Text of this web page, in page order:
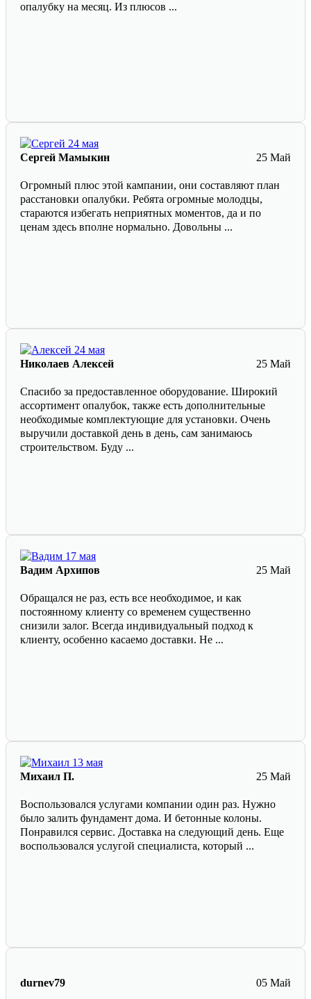
опалубку на месяц. Из плюсов ...
25 Май
Сергей Мамыкин
Огромный плюс этой кампании, они составляют план
расстановки опалубки. Ребята огромные молодцы,
стараются избегать неприятных моментов, да и по
ценам здесь вполне нормально. Довольны ...
25 Май
Николаев Алексей
Спасибо за предоставленное оборудование. Широкий
ассортимент опалубок, также есть дополнительные
необходимые комплектующие для установки. Очень
выручили доставкой день в день, сам занимаюсь
строительством. Буду ...
25 Май
Вадим Архипов
Обращался не раз, есть все необходимое, и как
постоянному клиенту со временем существенно
снизили залог. Всегда индивидуальный подход к
клиенту, особенно касаемо доставки. Не ...
25 Май
Михаил П.
Воспользовался услугами компании один раз. Нужно
было залить фундамент дома. И бетонные колоны.
Понравился сервис. Доставка на следующий день. Еще
воспользовался услугой специалиста, который ...
05 Май
durnev79